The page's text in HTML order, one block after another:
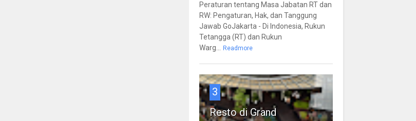
Peraturan tentang Masa Jabatan RT dan
RW: Pengaturan, Hak, dan Tanggung
Jawab GoJakarta - Di Indonesia, Rukun
Tetangga (RT) dan Rukun
Warg... Readmore
3
Resto di Grand